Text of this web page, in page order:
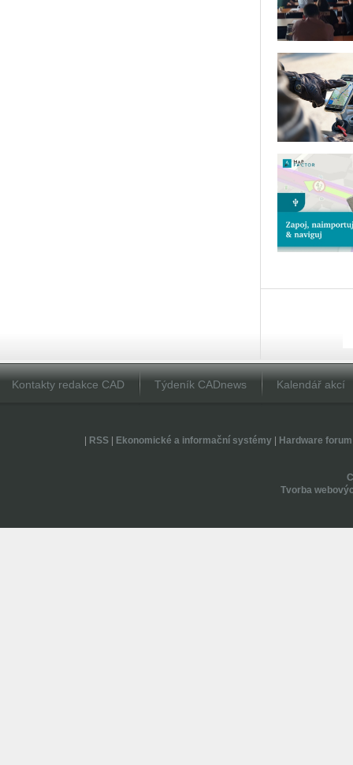
Kontakty redakce CAD Týdeník CADnews Kalendář akcí
RSS| Ekonomické a informační systémy| Hardware forum
Tvorba